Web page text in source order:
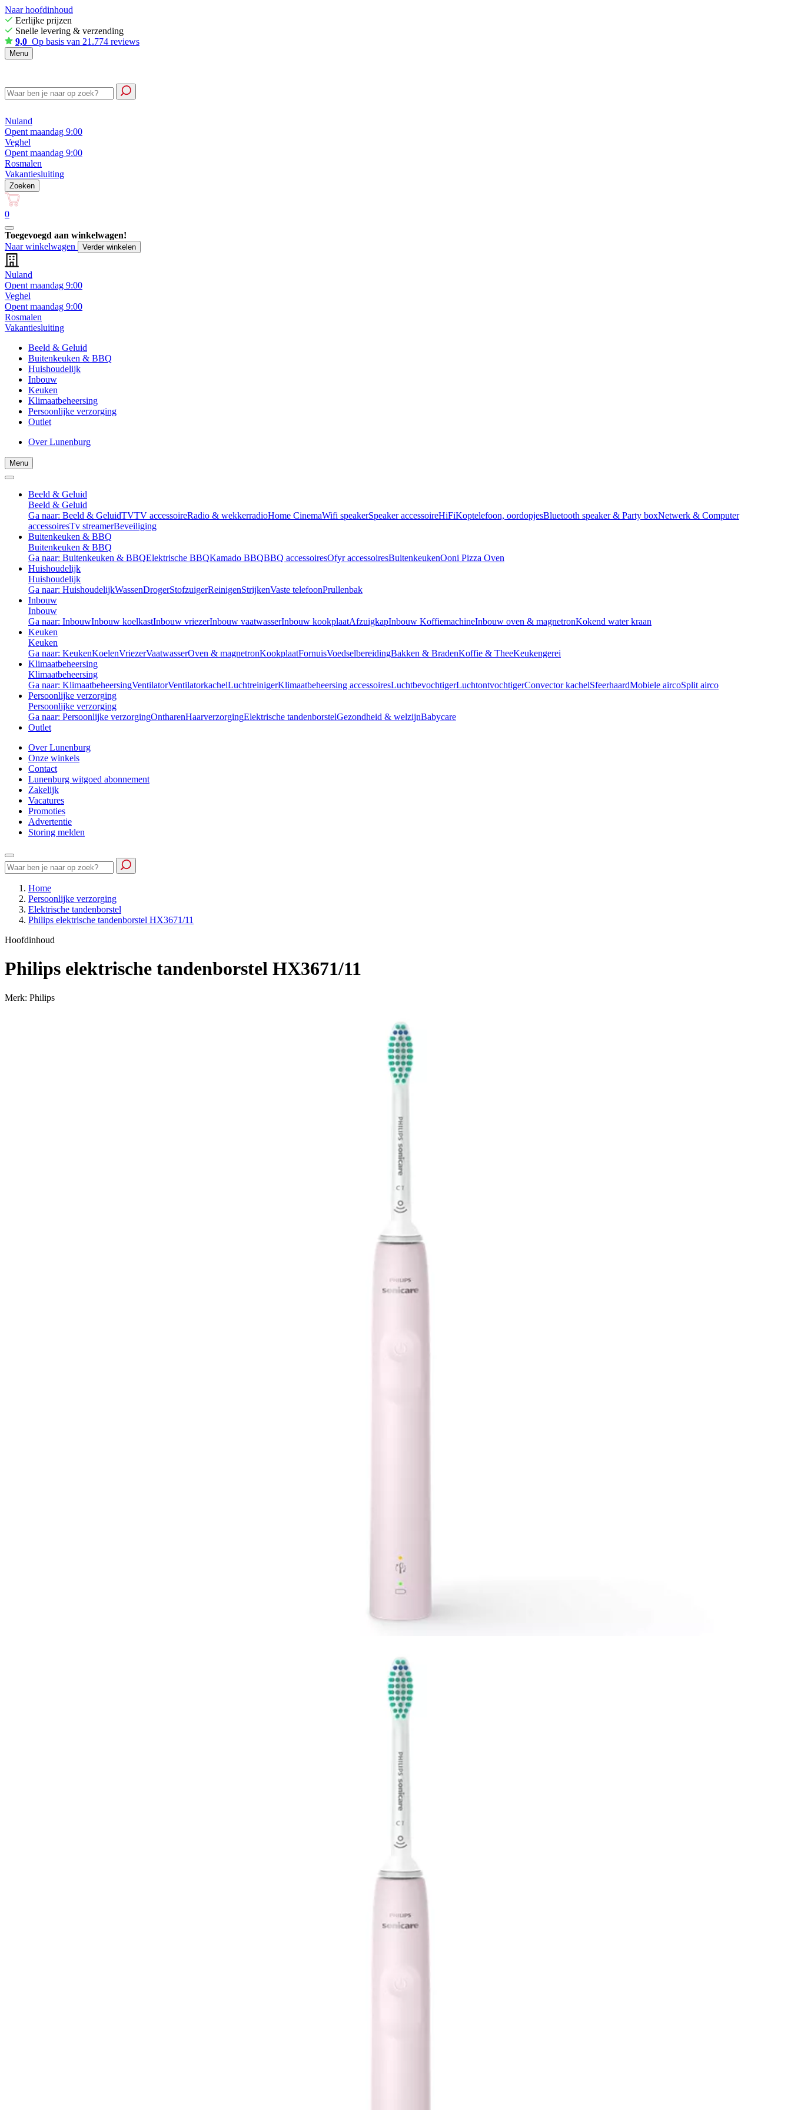
Naar hoofdinhoud
Eerlijke prijzen
Snelle levering & verzending
9,0 Op basis van 21.774 reviews
Menu
Nuland
Opent maandag 9:00
Veghel
Opent maandag 9:00
Rosmalen
Vakantiesluiting
Zoeken
0
Toegevoegd aan winkelwagen!
Naar winkelwagen
Verder winkelen
Nuland
Opent maandag 9:00
Veghel
Opent maandag 9:00
Rosmalen
Vakantiesluiting
Beeld & Geluid
Buitenkeuken & BBQ
Huishoudelijk
Inbouw
Keuken
Klimaatbeheersing
Persoonlijke verzorging
Outlet
Over Lunenburg
Menu
Beeld & Geluid
Beeld & Geluid
Ga naar: Beeld & GeluidTVTV accessoireRadio & wekkerradioHome CinemaWifi speakerSpeaker accessoireHiFiKoptelefoon, oordopjesBluetooth speaker & Party boxNetwerk & Computer
accessoiresTv streamerBeveiliging
Buitenkeuken & BBQ
Buitenkeuken & BBQ
Ga naar: Buitenkeuken & BBQElektrische BBQKamado BBQBBQ accessoiresOfyr accessoiresBuitenkeukenOoni Pizza Oven
Huishoudelijk
Huishoudelijk
Ga naar: HuishoudelijkWassenDrogerStofzuigerReinigenStrijkenVaste telefoonPrullenbak
Inbouw
Inbouw
Ga naar: InbouwInbouw koelkastInbouw vriezerInbouw vaatwasserInbouw kookplaatAfzuigkapInbouw KoffiemachineInbouw oven & magnetronKokend water kraan
Keuken
Keuken
Ga naar: KeukenKoelenVriezerVaatwasserOven & magnetronKookplaatFornuisVoedselbereidingBakken & BradenKoffie & TheeKeukengerei
Klimaatbeheersing
Klimaatbeheersing
Ga naar: KlimaatbeheersingVentilatorVentilatorkachelLuchtreinigerKlimaatbeheersing accessoiresLuchtbevochtigerLuchtontvochtigerConvector kachelSfeerhaardMobiele aircoSplit airco
Persoonlijke verzorging
Persoonlijke verzorging
Ga naar: Persoonlijke verzorgingOntharenHaarverzorgingElektrische tandenborstelGezondheid & welzijnBabycare
Outlet
Over Lunenburg
Onze winkels
Contact
Lunenburg witgoed abonnement
Zakelijk
Vacatures
Promoties
Advertentie
Storing melden
Home
Persoonlijke verzorging
Elektrische tandenborstel
Philips elektrische tandenborstel HX3671/11
Hoofdinhoud
Philips elektrische tandenborstel HX3671/11
Merk: Philips